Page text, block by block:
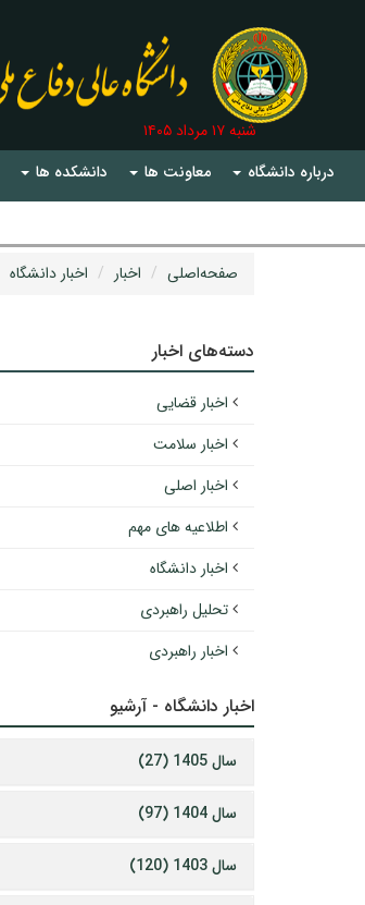
درباره دانشگاه معاونت ها دانشکده ها
شنبه ۱۷ مرداد ۱۴۰۵
صفحه‌اصلی اخبار اخبار دانشگاه
دسته‌های اخبار
اخبار قضایی
اخبار سلامت
اخبار اصلی
اطلاعیه های مهم
اخبار دانشگاه
تحلیل راهبردی
اخبار راهبردی
اخبار دانشگاه - آرشیو
سال 1405 (27)
سال 1404 (97)
سال 1403 (120)